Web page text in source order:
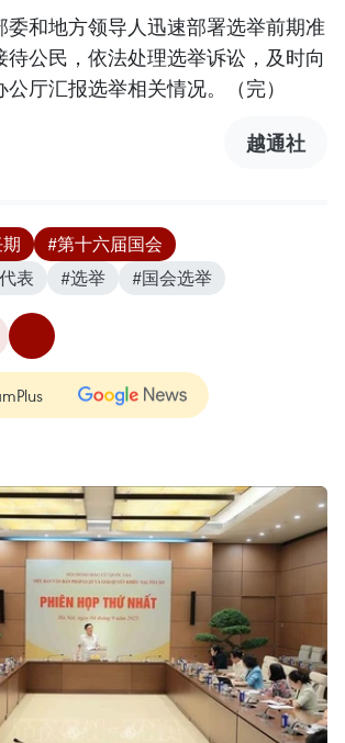
委和地方领导人迅速部署选举前期准
待公民，依法处理选举诉讼，及时向
厅汇报选举相关情况。（完）
越通社
#第十六届国会
表
#选举 #国会选举